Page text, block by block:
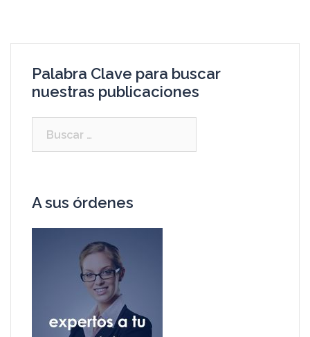
Palabra Clave para buscar
nuestras publicaciones
A sus órdenes